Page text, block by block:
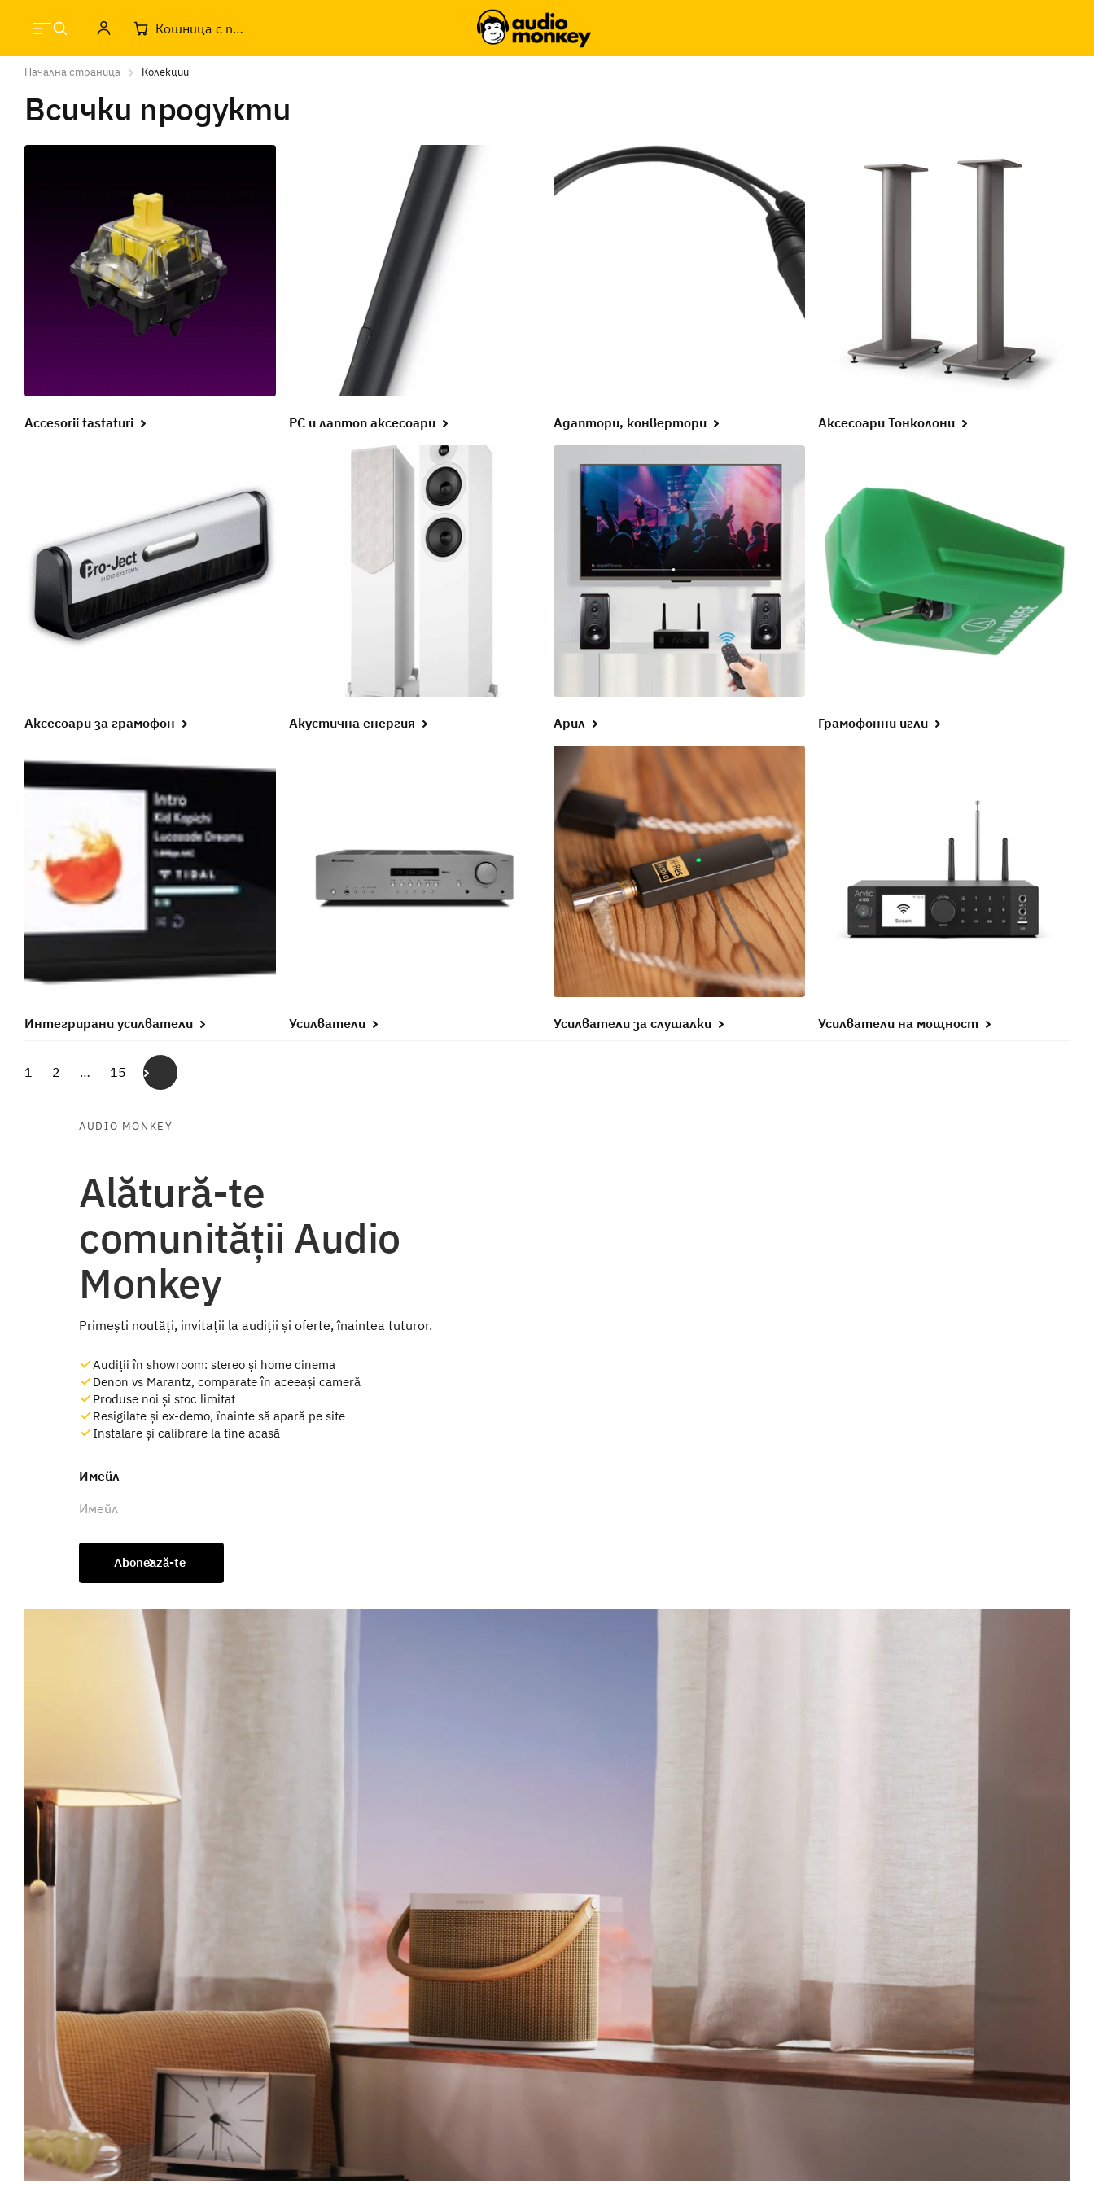
Кошница с продукти
Начална страница Колекции
Всички продукти
Accesorii tastaturi PC и лаптоп аксесоари Адаптори, конвертори Аксесоари Тонколони
Аксесоари за грамофон Акустична енергия Арил Грамофонни игли
Интегрирани усилватели Усилватели Усилватели за слушалки Усилватели на мощност
1 2 … 15
AUDIO MONKEY
Alătură-te
comunității Audio
Monkey
Primești noutăți, invitații la audiții și oferte, înaintea tuturor.
Audiții în showroom: stereo și home cinema
Denon vs Marantz, comparate în aceeași cameră
Produse noi și stoc limitat
Resigilate și ex-demo, înainte să apară pe site
Instalare și calibrare la tine acasă
Имейл
Abonează-te